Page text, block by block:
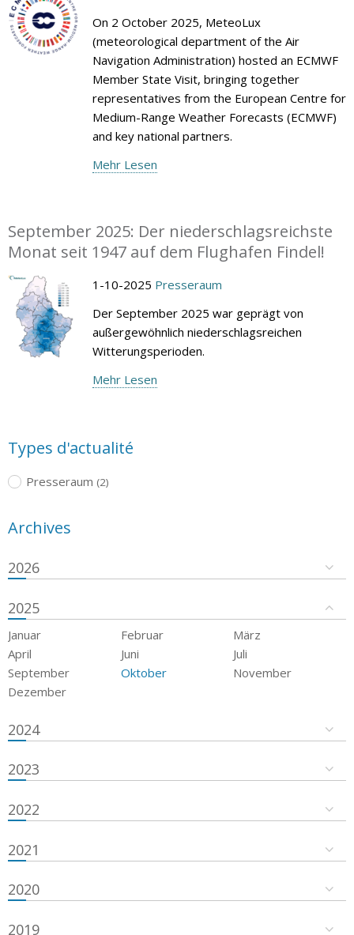
On 2 October 2025, MeteoLux
(meteorological department of the Air
Navigation Administration) hosted an ECMWF
Member State Visit, bringing together
representatives from the European Centre for
Medium-Range Weather Forecasts (ECMWF)
and key national partners.
Mehr Lesen
September 2025: Der niederschlagsreichste
Monat seit 1947 auf dem Flughafen Findel!
1-10-2025 Presseraum
Der September 2025 war geprägt von
außergewöhnlich niederschlagsreichen
Witterungsperioden.
Mehr Lesen
Types d'actualité
Presseraum (2)
Archives
2026
2025
Januar Februar
März
April
Juni
Juli
September
Oktober
November
Dezember
2024
2023
2022
2021
2020
2019